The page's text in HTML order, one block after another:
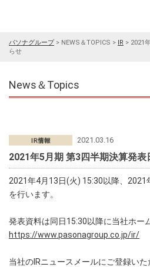
パソナグループ> NEWS＆TOPICS > IR > 2021
らせ
News＆Topics
2021.03.16
2021年5月期 第3四半期決算発表
2021年4月13日(火) 15:30以降、2021
を行います。
発表資料は同日15:30以降に当社ホー
https://www.pasonagroup.co.jp/ir/
当社のIRニュースメールにご登録いた